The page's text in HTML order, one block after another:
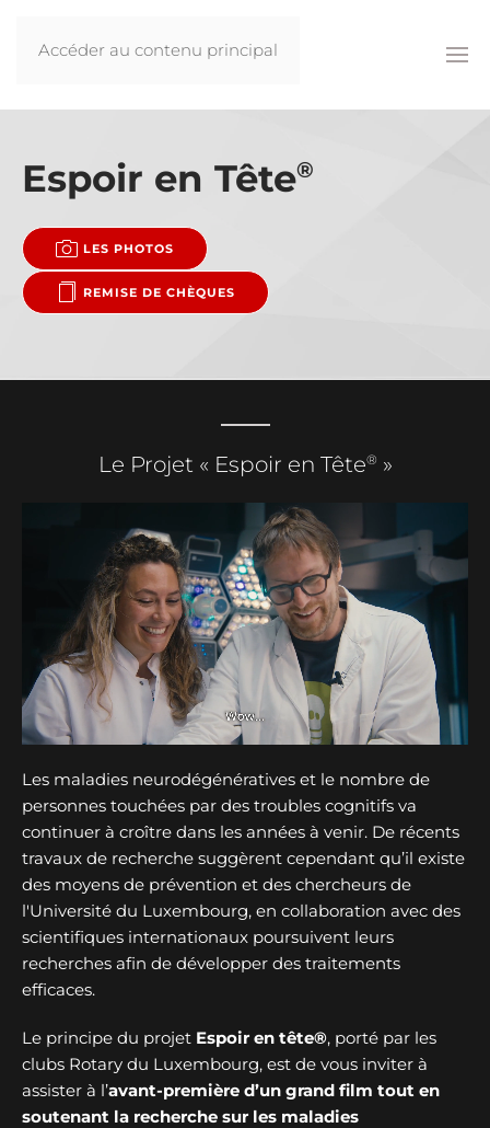
Accéder au contenu principal
Espoir en Tête®
LES PHOTOS
REMISE DE CHÈQUES
Le Projet « Espoir en Tête® »
Les maladies neurodégénératives et le nombre de
personnes touchées par des troubles cognitifs va
continuer à croître dans les années à venir. De récents
travaux de recherche suggèrent cependant qu’il existe
des moyens de prévention et des chercheurs de
l'Université du Luxembourg, en collaboration avec des
scientifiques internationaux poursuivent leurs
recherches afin de développer des traitements
efficaces.
Le principe du projet Espoir en tête®, porté par les
clubs Rotary du Luxembourg, est de vous inviter à
assister à l’avant-première d’un grand film tout en
soutenant la recherche sur les maladies